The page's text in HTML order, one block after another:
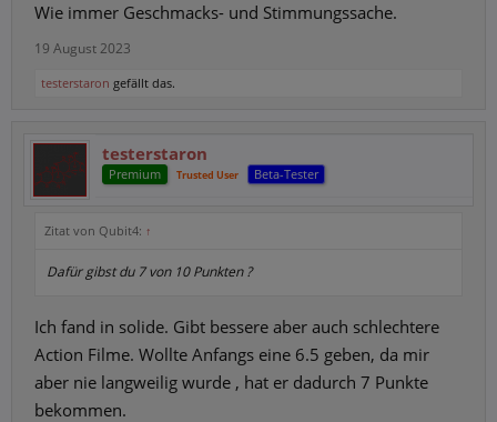
Wie immer Geschmacks- und Stimmungssache.
19 August 2023
testerstaron gefällt das.
testerstaron
Premium Trusted User Beta-Tester
Zitat von Qubit4: ↑
Dafür gibst du 7 von 10 Punkten ?
Ich fand in solide. Gibt bessere aber auch schlechtere
Action Filme. Wollte Anfangs eine 6.5 geben, da mir
aber nie langweilig wurde , hat er dadurch 7 Punkte
bekommen.